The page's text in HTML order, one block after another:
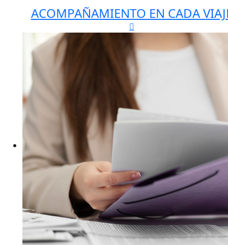
ACOMPAÑAMIENTO EN CADA